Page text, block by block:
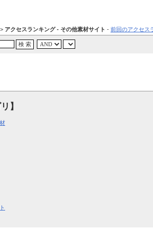
> アクセスランキング - その他素材サイト - 前回のアクセス
】